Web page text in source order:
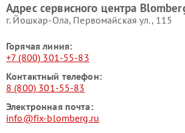
Адрес сервисного центра
г. Йошкар-Ола, Первомайская ул., 115
Горячая линия:
+7 (800) 301-55-83
Контактный телефон:
8 (800) 301-55-83
Электронная почта:
info@fix-blomberg.ru